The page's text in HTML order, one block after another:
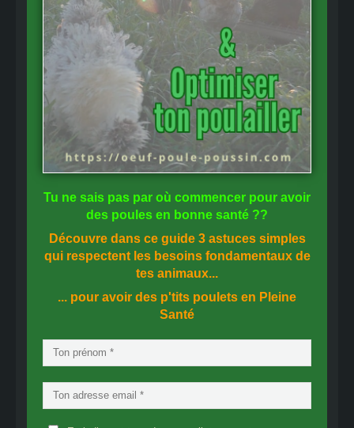
Tu ne sais pas par où commencer pour avoir
des poules en bonne santé ??
Découvre dans ce guide 3 astuces simples
qui respectent les besoins fondamentaux de
tes animaux...
... pour avoir des p'tits poulets en Pleine
Santé